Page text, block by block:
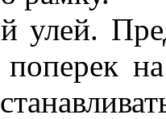
улей.